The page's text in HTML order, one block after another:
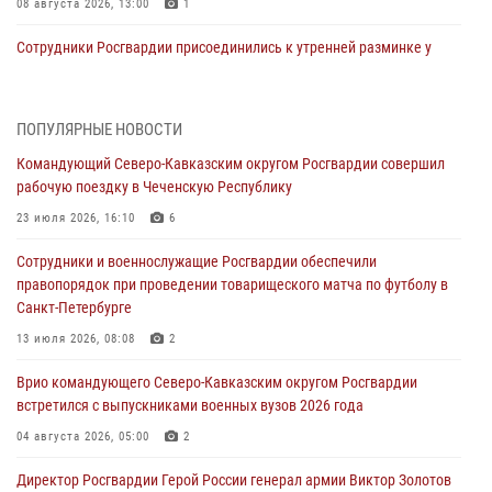
08 августа 2026, 13:00 1
Сотрудники Росгвардии присоединились к утренней разминке у
в честь юбилея ведомства
08 августа 2026, 09:03
медицины с учетом опыта СВО
08 августа 2026, 09:00
В Кабардино-Балкарии сотрудники Росгвардии провели турнир по
08 августа 2026, 07:00
Военнослужащие Софринской бригады Росгвардии встретились с
дорогой к Победе в СВО» (видео)
ПОПУЛЯРНЫЕ НОВОСТИ
Командующий Северо-Кавказским округом Росгвардии совершил
рабочую поездку в Чеченскую Республику
23 июля 2026, 16:10 6
Сотрудники и военнослужащие Росгвардии обеспечили
правопорядок при проведении товарищеского матча по футболу в
Санкт-Петербурге
13 июля 2026, 08:08 2
Врио командующего Северо-Кавказским округом Росгвардии
встретился с выпускниками военных вузов 2026 года
04 августа 2026, 05:00 2
Директор Росгвардии Герой России генерал армии Виктор Золотов